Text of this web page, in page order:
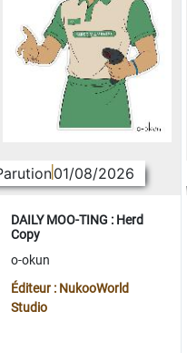
01/08/2026
DAILY MOO-TING : Herd
Copy
o-okun
Éditeur : NukooWorld
Studio